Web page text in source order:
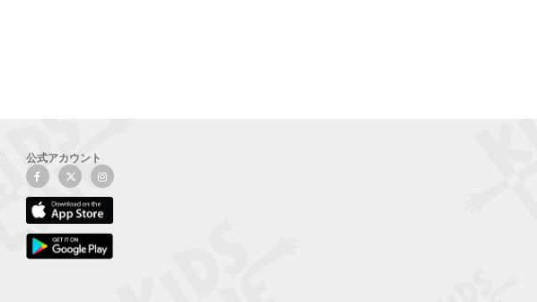
公式アカウント